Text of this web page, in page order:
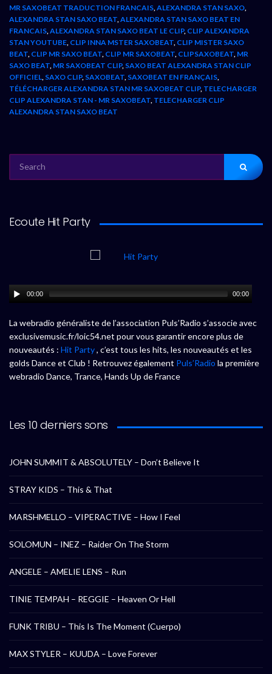
MR SAXOBEAT TRADUCTION FRANCAIS,ALEXANDRA STAN SAXO,
ALEXANDRA STAN SAXO BEAT,ALEXANDRA STAN SAXO BEAT EN
FRANCAIS,ALEXANDRA STAN SAXO BEAT LE CLIP, CLIP ALEXANDRA
STAN YOUTUBE, CLIP INNA MSTER SAXOBEAT, CLIP MISTER SAXO
BEAT, CLIP MR SAXO BEAT, CLIP MR SAXOBEAT, CLIPSAXOBEAT, MR
SAXO BEAT, MR SAXOBEAT CLIP, SAXO BEAT ALEXANDRA STAN CLIP
OFFICIEL, SAXO CLIP, SAXOBEAT, SAXOBEAT EN FRANÇAIS,
TÉLÉCHARGER ALEXANDRA STAN MR SAXOBEAT CLIP, TELECHARGER
CLIP ALEXANDRA STAN - MR SAXOBEAT, TELECHARGER CLIP
ALEXANDRA STAN SAXO BEAT
FOR:
Ecoute Hit Party
00:00 00:00
La webradio généraliste de l’association Puls’Radio s’associe avec
exclusivemusic.fr/loic54.net pour vous garantir encore plus de
nouveautés : Hit Party, c’est tous les hits, les nouveautés et les
golds Dance et Club ! Retrouvez également Puls’Radio la première
webradio Dance, Trance, Hands Up de France
Les 10 derniers sons
JOHN SUMMIT & ABSOLUTELY – Don’t Believe It
STRAY KIDS – This & That
MARSHMELLO – VIPERACTIVE – How I Feel
SOLOMUN – INEZ – Raider On The Storm
ANGELE – AMELIE LENS – Run
TINIE TEMPAH – REGGIE – Heaven Or Hell
FUNK TRIBU – This Is The Moment (Cuerpo)
MAX STYLER – KUUDA – Love Forever